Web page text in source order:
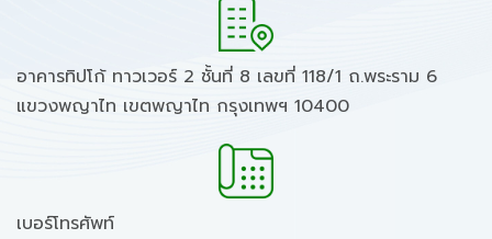
อาคารทิปโก้ ทาวเวอร์ 2 ชั้นที่ 8 เลขที่ 118/1 ถ.พระราม 6
แขวงพญาไท เขตพญาไท กรุงเทพฯ 10400
เบอร์โทรศัพท์